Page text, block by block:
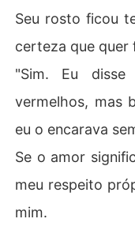
Seu rosto ficou
certeza que quer
"Sim. Eu disse
vermelhos, mas
eu o encarava
Se o amor
meu respeito
mim.